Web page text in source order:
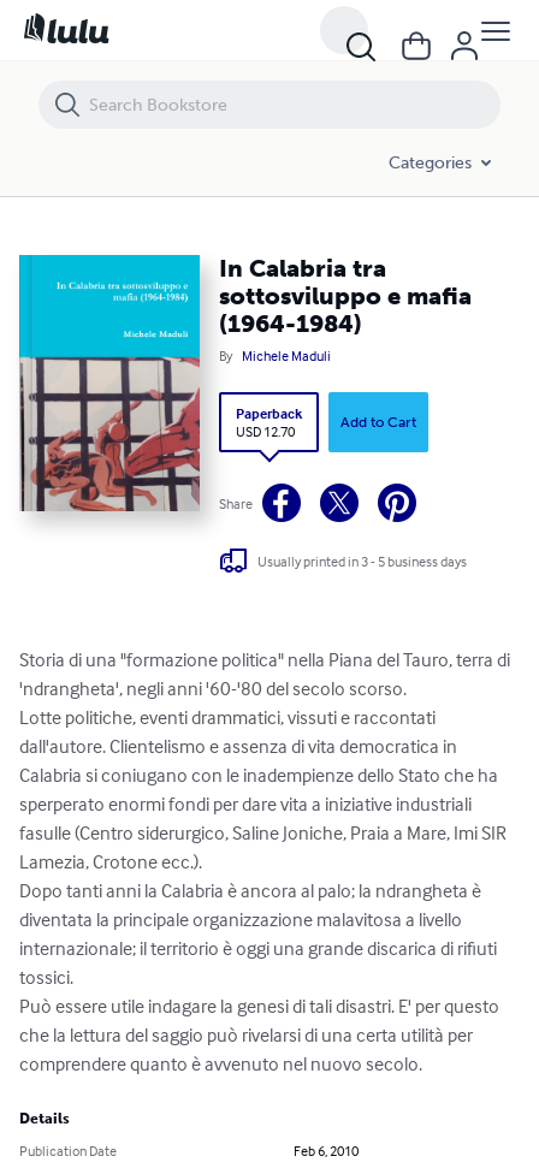
Categories
In Calabria tra
sottosviluppo e mafia
(1964-1984)
By Michele Maduli
Paperback
USD 12.70
Add to Cart
Share
Usually printed in 3 - 5 business days
Storia di una "formazione politica" nella Piana del Tauro, terra di
'ndrangheta', negli anni '60-'80 del secolo scorso.
Lotte politiche, eventi drammatici, vissuti e raccontati
dall'autore. Clientelismo e assenza di vita democratica in
Calabria si coniugano con le inadempienze dello Stato che ha
sperperato enormi fondi per dare vita a iniziative industriali
fasulle (Centro siderurgico, Saline Joniche, Praia a Mare, Imi SIR
Lamezia, Crotone ecc.).
Dopo tanti anni la Calabria è ancora al palo; la ndrangheta è
diventata la principale organizzazione malavitosa a livello
internazionale; il territorio è oggi una grande discarica di rifiuti
tossici.
Può essere utile indagare la genesi di tali disastri. E' per questo
che la lettura del saggio può rivelarsi di una certa utilità per
comprendere quanto è avvenuto nel nuovo secolo.
Details
Publication Date
Feb 6, 2010
In Calabria tra sottosviluppo e mafia (1964-1984)